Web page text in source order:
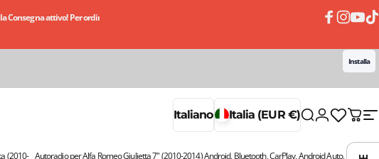
Consegna attivo! Per ordini superiori a 50€ Ricevi subito il tuo ordine, paghi un po' alla volta con le
Installa
Italiano Italia (EUR €) Cerca
Accedi
(2010- Autoradio per Alfa Romeo Giulietta 7" (2010-2014) Android, Bluetooth, CarPlay, Android Auto,